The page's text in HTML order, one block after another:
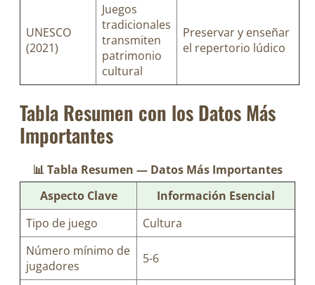
UNESCO
(2021)
Juegos
tradicionales
transmiten
patrimonio
cultural
Preservar y enseñar
el repertorio lúdico
Tabla Resumen con los Datos Más
Importantes
📊 Tabla Resumen — Datos Más Importantes
Aspecto Clave
Información Esencial
Tipo de juego
Cultura
Número mínimo de
jugadores
5-6